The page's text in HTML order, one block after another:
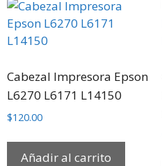
Cabezal Impresora Epson
L6270 L6171 L14150
$120.00
Añadir al carrito